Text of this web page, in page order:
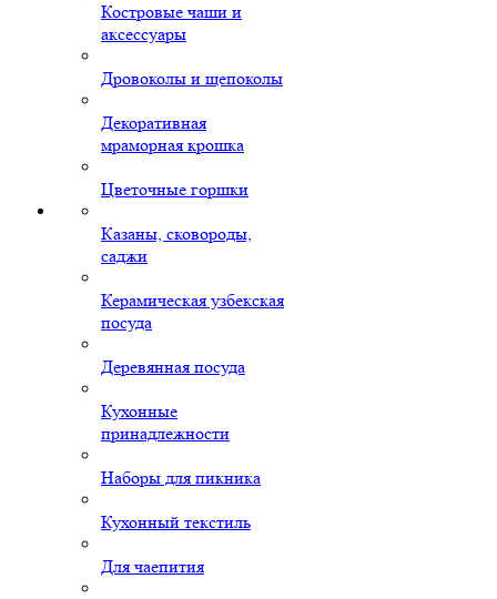
Костровые чаши и
аксессуары
Дровоколы и щепоколы
Декоративная
мраморная крошка
Цветочные горшки
Казаны, сковороды,
саджи
Керамическая узбекская
посуда
Деревянная посуда
Кухонные
принадлежности
Наборы для пикника
Кухонный текстиль
Для чаепития